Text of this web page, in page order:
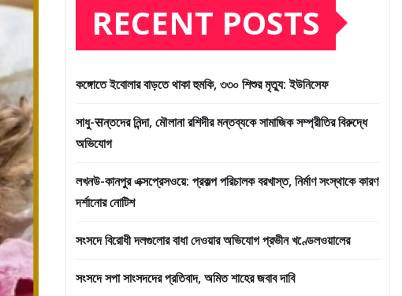
RECENT POSTS
কঙ্গোতে ইবোলার বাড়তে থাকা হুমকি, ৩৩০ শিশুর মৃত্যু: ইউনিসেফ
সাধু-सন্তদের নিন্দা, মৌলানা রশিদীর মন্তব্যকে সামাজিক সম্প্রীতির বিরুদ্ধে
অভিযোগ
লখনউ-কানপুর এক্সপ্রেসওয়ে: প্রকল্প পরিচালক বরখাস্ত, নির্মাণ সংস্থাকে কারণ
দর্শানোর নোটিশ
সংসদে বিরোধী দলগুলোর বাধা দেওয়ার অভিযোগ প্রভীন খণ্ডেলওয়ালের
সংসদে সপা সাংসদদের প্রতিবাদ, অমিত শাহের জবাব দাবি